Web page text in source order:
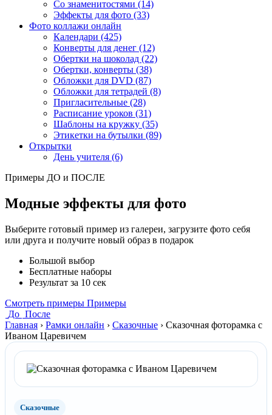
Со знаменитостями (14)
Эффекты для фото (33)
Фото коллажи онлайн
Календари (425)
Конверты для денег (12)
Обертки на шоколад (22)
Обертки, конверты (38)
Обложки для DVD (87)
Обложки для тетрадей (8)
Пригласительные (28)
Расписание уроков (31)
Шаблоны на кружку (35)
Этикетки на бутылки (89)
Открытки
День учителя (6)
Примеры ДО и ПОСЛЕ
Модные эффекты для фото
Выберите готовый пример из галереи, загрузите фото себя
или друга и получите новый образ в подарок
Большой выбор
Бесплатные наборы
Результат за 10 сек
Смотреть примеры Примеры
До После
Главная › Рамки онлайн › Сказочные › Сказочная фоторамка с
Иваном Царевичем
Сказочные